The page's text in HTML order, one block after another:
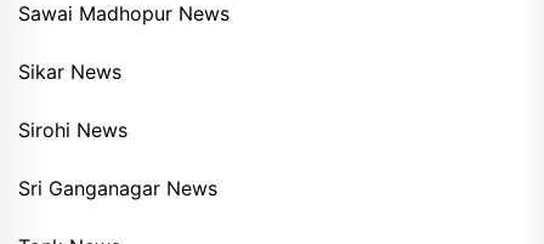
Sawai Madhopur News
Sikar News
Sirohi News
Sri Ganganagar News